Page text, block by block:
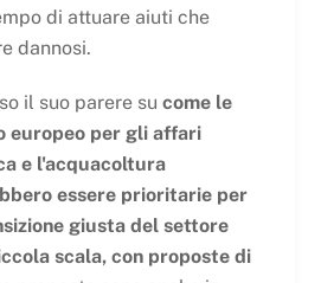
di attuare aiuti che
dannosi.
il suo parere su come le
europeo per gli affari
e l'acquacoltura
essere prioritarie per
giusta del settore
scala, con proposte di